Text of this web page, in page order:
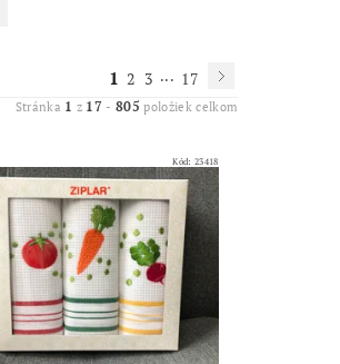
1 2 3 ... 17
Stránka 1 z 17 -805 položiek celkom
Kód:23418